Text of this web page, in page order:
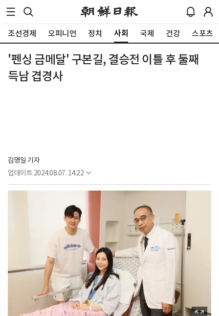
조선경제 오피니언 정치 사회 국제 건강 스포츠
'펜싱 금메달' 구본길, 결승전 이틀 후 둘째
득남 겹경사
김명일 기자
업데이트 2024.08.07. 14:22